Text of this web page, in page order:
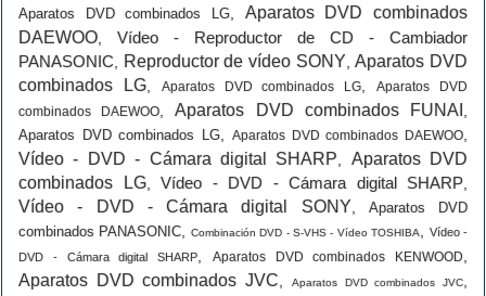
Aparatos DVD combinados LG
Aparatos DVD combinados
DAEWOO
Vídeo - Reproductor de CD - Cambiador
PANASONIC
Reproductor de vídeo SONY ,Aparatos DVD
combinados LG, Aparatos DVD combinados LG ,Aparatos DVD
combinados DAEWOO ,Aparatos DVD combinados FUNAI
Aparatos DVD combinados LG Aparatos DVD combinados DAEWOO
Vídeo - DVD - Cámara digital SHARP
Aparatos DVD
combinados LG, Vídeo - DVD - Cámara digital SHARP
Vídeo - DVD - Cámara digital SONY
Aparatos DVD
combinados PANASONIC
Combinación DVD - S-VHS - Vídeo TOSHIBA
Vídeo -
DVD - Cámara digital SHARP
Aparatos DVD combinados KENWOOD
Aparatos DVD combinados JVC Aparatos DVD combinados JVC